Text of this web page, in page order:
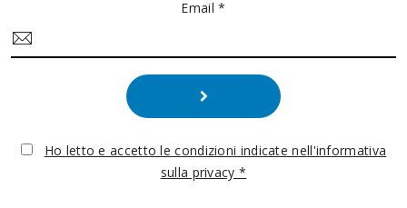
Email *
Ho letto e accetto le condizioni indicate nell'informativa
sulla privacy *